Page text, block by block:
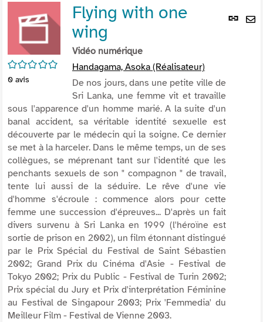
Lien
/5
0 avis
Flying with one
wing
Vidéo numérique
Handagama, Asoka (Réalisateur)
De nos jours, dans une petite ville de
Sri Lanka, une femme vit et travaille
sous l'apparence d'un homme marié. A la suite d'un
banal accident, sa véritable identité sexuelle est
découverte par le médecin qui la soigne. Ce dernier
se met à la harceler. Dans le même temps, un de ses
collègues, se méprenant tant sur l'identité que les
penchants sexuels de son " compagnon " de travail,
tente lui aussi de la séduire. Le rêve d'une vie
d'homme s'écroule : commence alors pour cette
femme une succession d'épreuves... D'après un fait
divers survenu à Sri Lanka en 1999 (l'héroïne est
sortie de prison en 2002), un film étonnant distingué
par le Prix Spécial du Festival de Saint Sébastien
2002; Grand Prix du Cinéma d'Asie - Festival de
Tokyo 2002; Prix du Public - Festival de Turin 2002;
Prix spécial du Jury et Prix d'interprétation Féminine
au Festival de Singapour 2003; Prix 'Femmedia' du
Meilleur Film - Festival de Vienne 2003.